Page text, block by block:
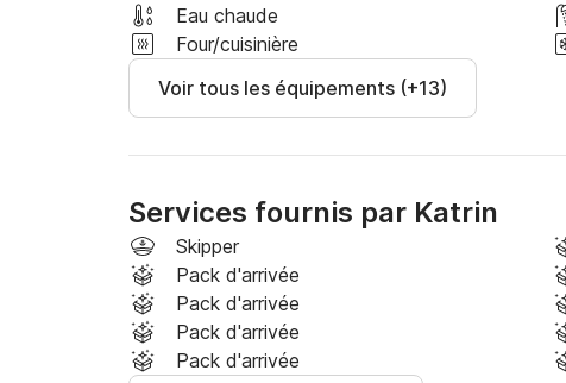
Eau chaude
Four/cuisinière
Voir tous les équipements (+13)
Services fournis par Katrin
Skipper
Pack d'arrivée
Pack d'arrivée
Pack d'arrivée
Pack d'arrivée